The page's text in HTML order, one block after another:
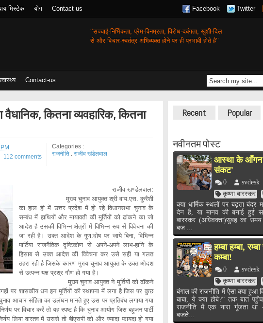
मिस्टेक योग Contact-us Facebook Twitter
‘‘सच्चाई-निर्भिकता, प्रेम-विनम्रता, विरोध-दबंगता,खुशी-दिल
से और विचार-स्वतंत्र अभिव्यक्त होने पर ही प्रभावी होते है’’
Contact-us
कितना व्यवहारिक, कितना
112 comments
Categories :
राजनीति . राजीव खंडेलवाल
राजीव खण्डेलवाल:
मुख्य चुनाव आयुक्त श्री वाय.एस. कुरैशी
का हाल ही में उत्तर प्रदेश में हो रहे विधानसभा चुनाव के
सम्बंध में हाथियों और मायावती की मुर्तियों को ढांकने का जो
आदेश है उसकी विभिन्न क्षेत्रों में विभिन्न रूप सें विवेचना की
जा रही है। उक्त आदेश के गुण:दोष पर जाये बिना, विभिन्न
पार्टिया राजनैतिक दृष्टिकोण से अपने-अपने लाभ-हानि के
हिसाब से उक्त आदेश की विवेचना कर उसे सही या गलत
ठहरा रही है जिसके कारण मुख्य चुनाव आयुक्त के उक्त ओदश
से उत्पन्न यक्ष प्रश्र गौण हो गया है।
मुख्य चुनाव आयुक्त ने मुर्तियों को ढॉकने
पर शासकीय धन इन मूर्तियों की स्थापना में लगा है जिस पर कुछ
आचार संहिता का उलंघन मानते हुए उस पर प्रतिबंध लगाया गया
पर विचार करें तो यह स्पष्ट है कि चुनाव आयोग जिस बहुजन पार्टी
लिया वास्तव में उससे तो बीएसपी को और ज्यादा फायदा हो गया
Recent Popular
नवीनतम पोस्ट
आस्था के आँगन
संकट'
0 svdesk
कृष्णा बारस्कर
क्या धार्मिक स्थलों पर बढ़ता
देन है, या मानव की बनाई हुई
बारस्कर (अधिवक्ता)सुबह का
बज ...
हम्बा हम्बा,
कम्बा!
0 svdesk
कृष्णा बारस्कर
बंगाल की राजनीति में ऐसा क्या हुआ
बाबा, ये क्या होबे?” तक बात
राजनीति में एक नारा गूंजता
बजते...